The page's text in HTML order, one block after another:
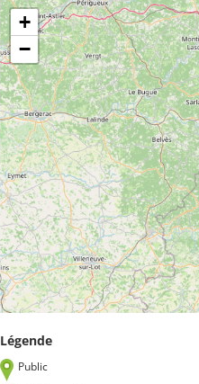
+
−
Légende
Public